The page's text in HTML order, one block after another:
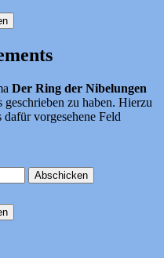
Der Ring der Nibelungen
geschrieben zu haben. Hierzu
vorgesehene Feld